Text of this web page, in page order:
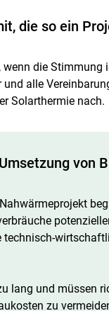
die so ein
die
alle
Solarthermie nach.
von
lang und müssen
zu